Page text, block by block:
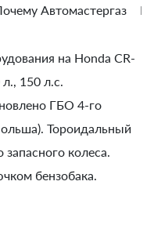
Автомастергаз
на Honda CR-
150 л.с.
ГБО 4-го
Тороидальный
колеса.
бензобака.